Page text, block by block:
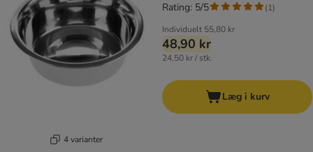
4 varianter
Individuelt 55,80 kr
48,90 kr
24,50 kr / stk.
Rating: 5/5 (1)
Læg i kurv